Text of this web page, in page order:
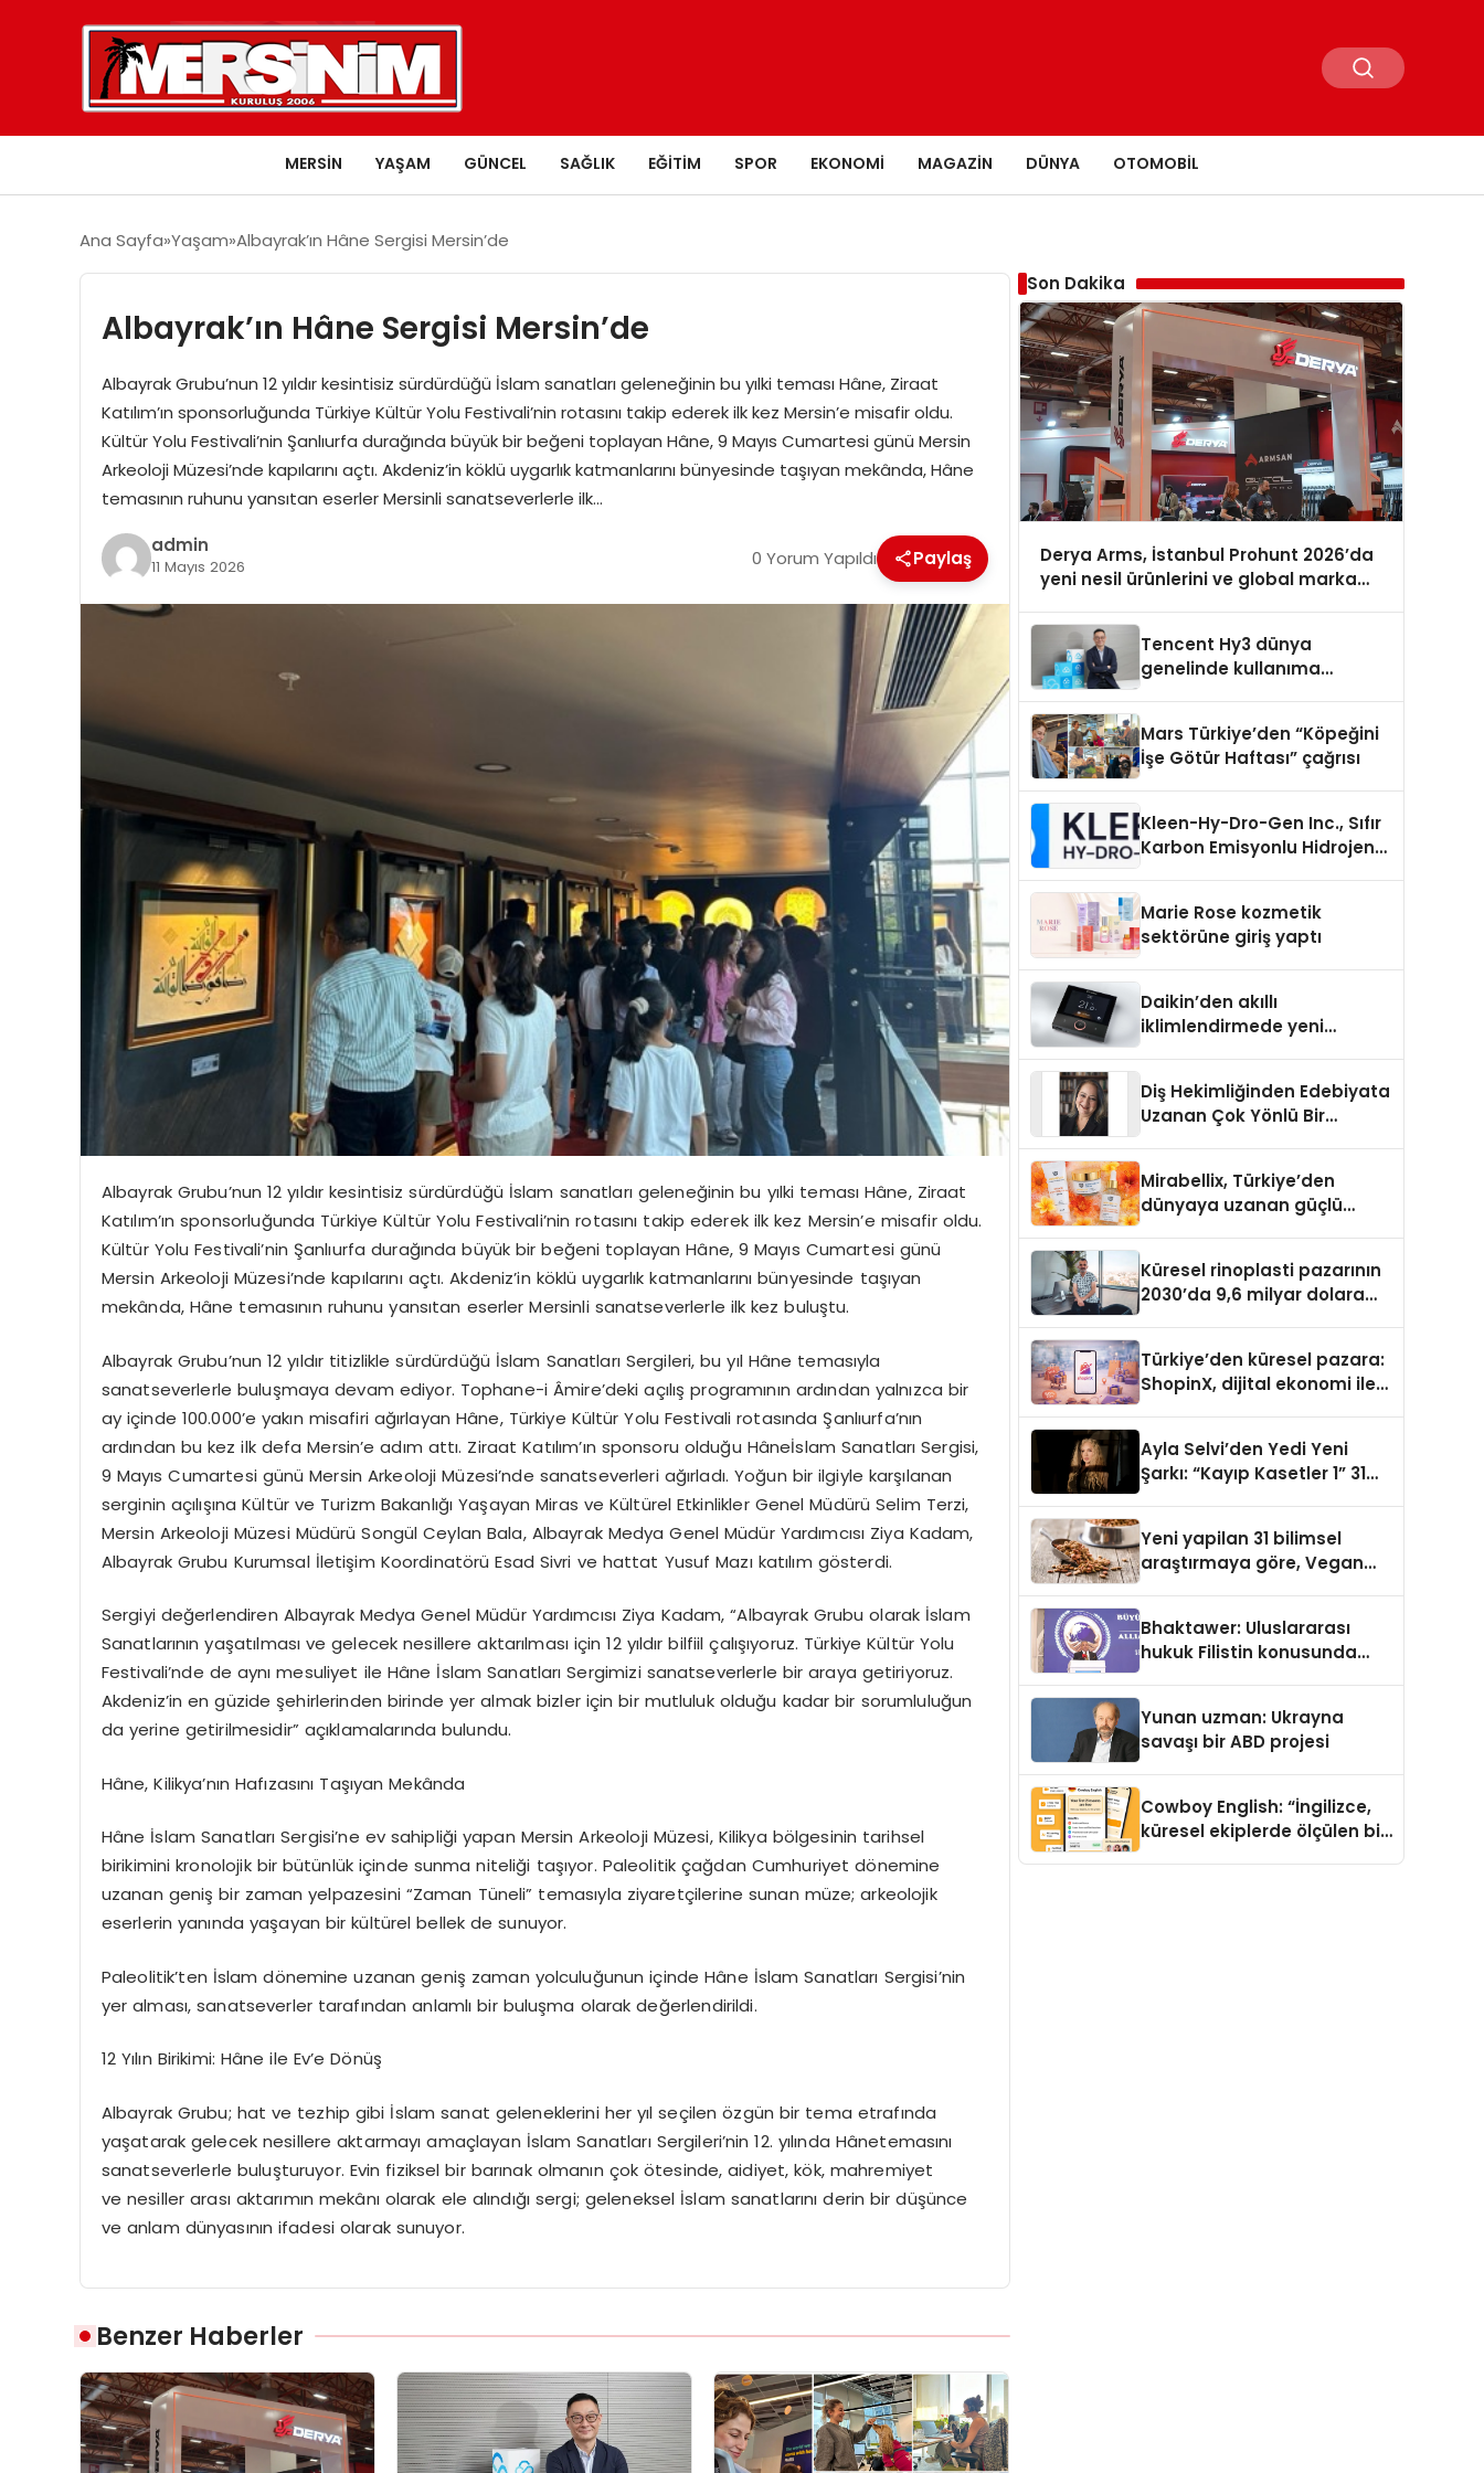
MERSIN YAŞAM GÜNCEL SAĞLIK EĞITIM SPOR EKONOMI MAGAZIN DÜNYA OTOMOBIL
Ana Sayfa Yaşam Albayrak’ın Hâne Sergisi Mersin’de
Albayrak’ın Hâne Sergisi Mersin’de
Albayrak Grubu’nun 12 yıldır kesintisiz sürdürdüğü İslam sanatları geleneğinin bu yılki teması Hâne, Ziraat
Katılım’ın sponsorluğunda Türkiye Kültür Yolu Festivali’nin rotasını takip ederek ilk kez Mersin’e misafir oldu.
Kültür Yolu Festivali’nin Şanlıurfa durağında büyük bir beğeni toplayan Hâne, 9 Mayıs Cumartesi günü Mersin
Arkeoloji Müzesi’nde kapılarını açtı. Akdeniz’in köklü uygarlık katmanlarını bünyesinde taşıyan mekânda, Hâne
temasının ruhunu yansıtan eserler Mersinli sanatseverlerle ilk…
admin
11 Mayıs 2026 0 Yorum Yapıldı Paylaş
Albayrak Grubu’nun 12 yıldır kesintisiz sürdürdüğü İslam sanatları geleneğinin bu yılki teması Hâne, Ziraat
Katılım’ın sponsorluğunda Türkiye Kültür Yolu Festivali’nin rotasını takip ederek ilk kez Mersin’e misafir oldu.
Kültür Yolu Festivali’nin Şanlıurfa durağında büyük bir beğeni toplayanHâne, 9 Mayıs Cumartesi günü
Mersin Arkeoloji Müzesi’nde kapılarını açtı. Akdeniz’in köklü uygarlık katmanlarını bünyesinde taşıyan
mekânda, Hâne temasının ruhunu yansıtan eserler Mersinli sanatseverlerle ilk kez buluştu.
Albayrak Grubu’nun 12 yıldır titizlikle sürdürdüğü İslam Sanatları Sergileri, bu yıl Hâne temasıyla
sanatseverlerle buluşmaya devam ediyor. Tophane-i Âmire’deki açılış programının ardından yalnızca bir
ay içinde 100.000’e yakın misafiri ağırlayan Hâne, Türkiye Kültür Yolu Festivali rotasında Şanlıurfa’nın
ardından bu kez ilk defa Mersin’e adım attı. ZiraatKatılım’ın sponsoru olduğu Hâneİslam Sanatları Sergisi,
9 Mayıs Cumartesi günü Mersin Arkeoloji Müzesi’nde sanatseverleri ağırladı. Yoğun bir ilgiyle karşılanan
serginin açılışına Kültür ve Turizm Bakanlığı Yaşayan Miras ve Kültürel Etkinlikler Genel Müdürü Selim Terzi,
Mersin Arkeoloji Müzesi Müdürü Songül Ceylan Bala, Albayrak Medya Genel Müdür Yardımcısı Ziya Kadam,
Albayrak Grubu Kurumsal İletişim Koordinatörü Esad Sivri ve hattat Yusuf Mazı katılım gösterdi.
Sergiyi değerlendiren Albayrak Medya Genel Müdür Yardımcısı Ziya Kadam, “Albayrak Grubu olarak İslam
Sanatlarının yaşatılması ve gelecek nesillere aktarılması için 12 yıldır bilfiil çalışıyoruz. Türkiye Kültür Yolu
Festivali’nde de aynı mesuliyet ile Hâne İslam Sanatları Sergimizi sanatseverlerle bir araya getiriyoruz.
Akdeniz’in en güzide şehirlerinden birinde yer almak bizler için bir mutluluk olduğu kadar bir sorumluluğun
da yerine getirilmesidir” açıklamalarında bulundu.
Hâne, Kilikya’nın Hafızasını Taşıyan Mekânda
Hâne İslam Sanatları Sergisi’ne ev sahipliği yapan Mersin Arkeoloji Müzesi, Kilikya bölgesinin tarihsel
birikimini kronolojik bir bütünlük içinde sunma niteliği taşıyor. Paleolitik çağdan Cumhuriyet dönemine
uzanan geniş bir zaman yelpazesini “Zaman Tüneli” temasıyla ziyaretçilerine sunan müze; arkeolojik
eserlerin yanında yaşayan bir kültürel bellek de sunuyor.
Paleolitik’ten İslam dönemine uzanan geniş zaman yolculuğunun içindeHâne İslam Sanatları Sergisi’nin
yer alması, sanatseverler tarafından anlamlı bir buluşma olarak değerlendirildi.
12 Yılın Birikimi: Hâne ile Ev’e Dönüş
Albayrak Grubu; hat ve tezhip gibi İslam sanat geleneklerini her yıl seçilen özgün bir tema etrafında
yaşatarak gelecek nesillere aktarmayı amaçlayan İslam Sanatları Sergileri’nin 12. yılında Hânetemasını
sanatseverlerle buluşturuyor. Evin fiziksel bir barınak olmanın çok ötesinde, aidiyet, kök, mahremiyet
ve nesiller arası aktarımın mekânı olarak ele alındığı sergi; geleneksel İslam sanatlarını derin bir düşünce
ve anlam dünyasının ifadesi olarak sunuyor.
Benzer Haberler
Son Dakika
Derya Arms, İstanbul Prohunt 2026’da
yeni nesil ürünlerini ve global marka
Tencent Hy3 dünya
genelinde kullanıma
Mars Türkiye’den “Köpeğini
İşe Götür Haftası” çağrısı
Kleen-Hy-Dro-Gen Inc., Sıfır
Karbon Emisyonlu Hidrojen
Aldı
Marie Rose kozmetik
sektörüne giriş yaptı
Daikin’den akıllı
iklimlendirmede yeni
Diş Hekimliğinden Edebiyata
Uzanan Çok Yönlü Bir
Mirabellix, Türkiye’den
dünyaya uzanan güçlü
Küresel rinoplasti pazarının
2030’da 9,6 milyar dolara
Türkiye’den küresel pazara:
ShopinX, dijital ekonomi ile
Ayla Selvi’den Yedi Yeni
Şarkı: “Kayıp Kasetler 1” 31
Yeni yapilan 31 bilimsel
araştırmaya göre, Vegan
Sindirildiğini Ortaya Koydu
Bhaktawer: Uluslararası
hukuk Filistin konusunda
Yunan uzman: Ukrayna
savaşı bir ABD projesi
Cowboy English: “İngilizce,
küresel ekiplerde ölçülen bir